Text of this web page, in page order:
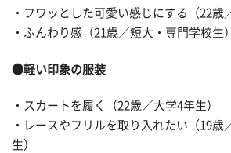
・フワッとした可愛い感じにする（22歳
・ふんわり感（21歳／短大・専門学校生）
●軽い印象の服装
・スカートを履く（22歳／大学4年生）
・レースやフリルを取り入れたい（19歳
生）